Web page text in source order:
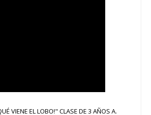
VIENE EL LOBO!" CLASE DE 3 AÑOS A.